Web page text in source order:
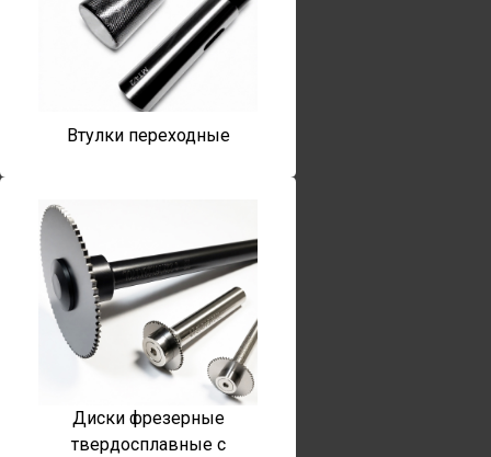
Втулки переходные
Диски фрезерные
твердосплавные с